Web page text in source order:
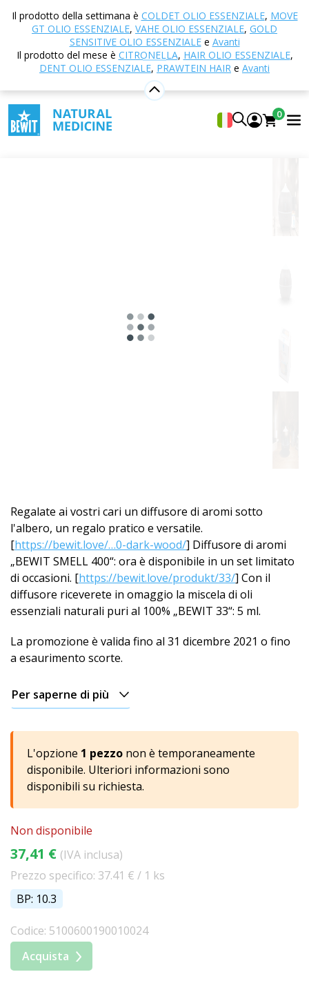
Il prodotto della settimana è COLDET OLIO ESSENZIALE, MOVE
GT OLIO ESSENZIALE, VAHE OLIO ESSENZIALE, GOLD
SENSITIVE OLIO ESSENZIALEe Avanti
Il prodotto del mese è CITRONELLA, HAIR OLIO ESSENZIALE,
DENT OLIO ESSENZIALE, PRAWTEIN HAIR e Avanti
0
anidri
Diffusori
per
auto
Ceramica
Passivi
Con
Vetro
Ultrasonico
USB
Accessori
per
diffusori
Casa E-shop Aromaterapia
di aromi
Diffusore di aromi SMELL 400, legno scuro
+ 5 ml di miscela 33
Diffusore di aromi SMELL 400, legno
scuro + 5 ml di miscela 33
0
Regalate ai vostri cari un diffusore di aromi sotto
l'albero, un regalo pratico e versatile.
[https://bewit.love/…0-dark-wood/] Diffusore di aromi
„BEWIT SMELL 400“: ora è disponibile in un set limitato
di occasioni. [https://bewit.love/produkt/33/] Con il
diffusore riceverete in omaggio la miscela di oli
essenziali naturali puri al 100% „BEWIT 33“: 5 ml.
La promozione è valida fino al 31 dicembre 2021 o fino
a esaurimento scorte.
Per saperne di più
L'opzione 1 pezzo non è temporaneamente
disponibile. Ulteriori informazioni sono
disponibili su richiesta.
Non disponibile
37,41 € (IVA inclusa)
Prezzo specifico: 37.41 € / 1 ks
BP: 10.3
Codice: 5100600190010024
Acquista